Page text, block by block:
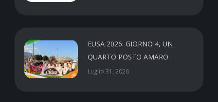
EUSA 2026: GIORNO 4, UN
QUARTO POSTO AMARO
Luglio 31, 2026